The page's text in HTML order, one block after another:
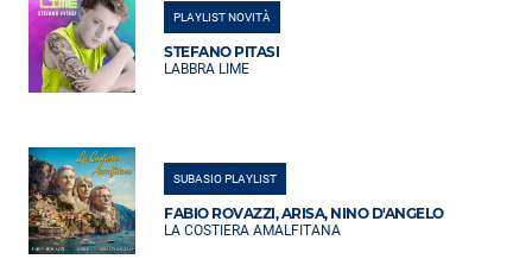
PLAYLIST NOVITÀ
STEFANO PITASI
LABBRA LIME
SUBASIO PLAYLIST
FABIO ROVAZZI, ARISA, NINO D'ANGELO
LA COSTIERA AMALFITANA